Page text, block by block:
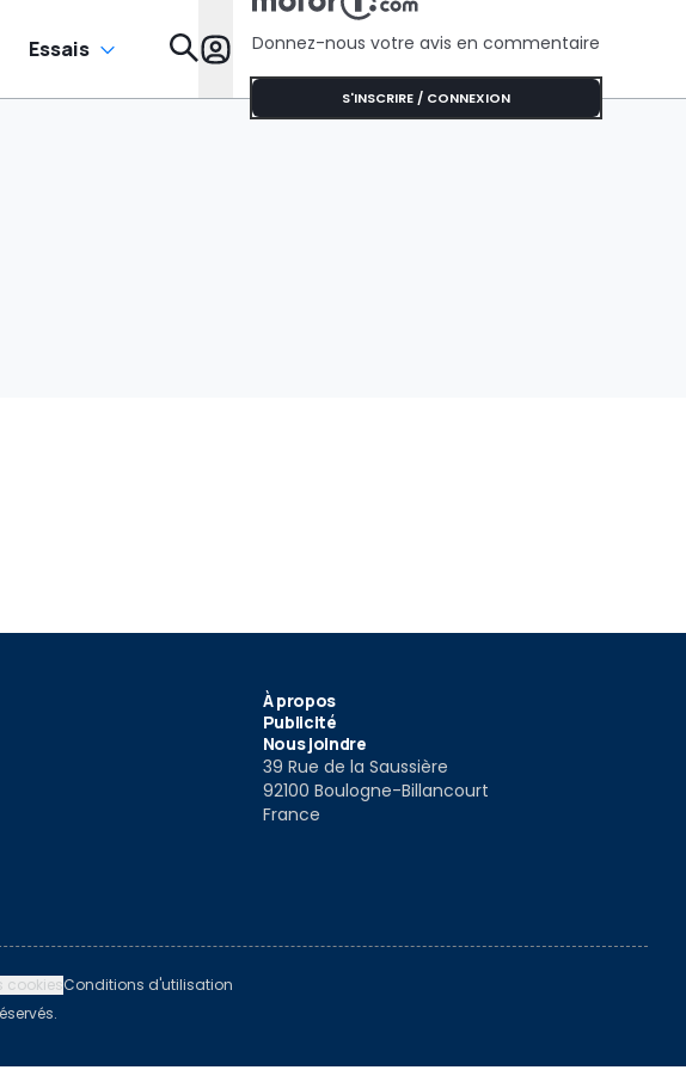
Essais Donnez-nous votre avis en commentaire
S'INSCRIRE / CONNEXION
À propos
Publicité
Nous joindre
39 Rue de la Saussière
92100 Boulogne-Billancourt
France
cookiesConditions d'utilisation